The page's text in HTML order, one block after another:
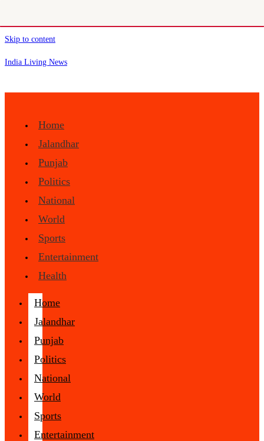
Skip to content
India Living News
Home
Jalandhar
Punjab
Politics
National
World
Sports
Entertainment
Health
Home
Jalandhar
Punjab
Politics
National
World
Sports
Entertainment